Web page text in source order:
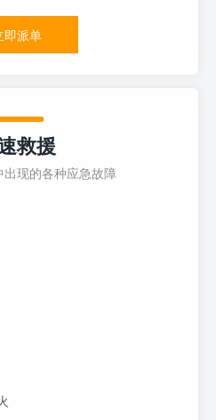
即派单
救援
现的各种应急故障